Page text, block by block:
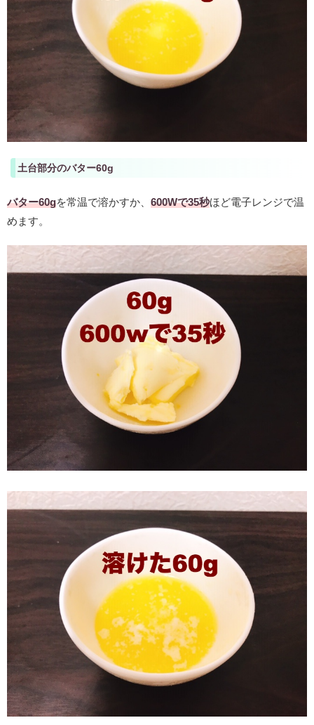
土台部分のバター60g
バター60gを常温で溶かすか、 600Wで35秒ほど電子レンジで温
めます。